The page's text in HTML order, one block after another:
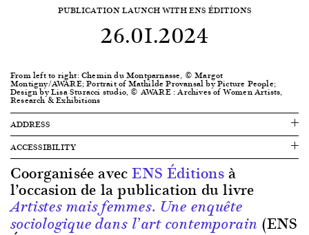
PUBLICATION LAUNCH WITH ENS ÉDITIONS
26.01.2024
From left to right: Chemin du Montparnasse, © Margot
Montigny/AWARE; Portrait of Mathilde Provansal by Picture People;
Design by Lisa Sturacci studio, © AWARE : Archives of Women Artists,
Research & Exhibitions
ADDRESS
ACCESSIBILITY
Coorganisée avecENS Éditionsà
l’occasion de la publication du livre
Artistes mais femmes. Une enquête
sociologique dans l’art contemporain (ENS